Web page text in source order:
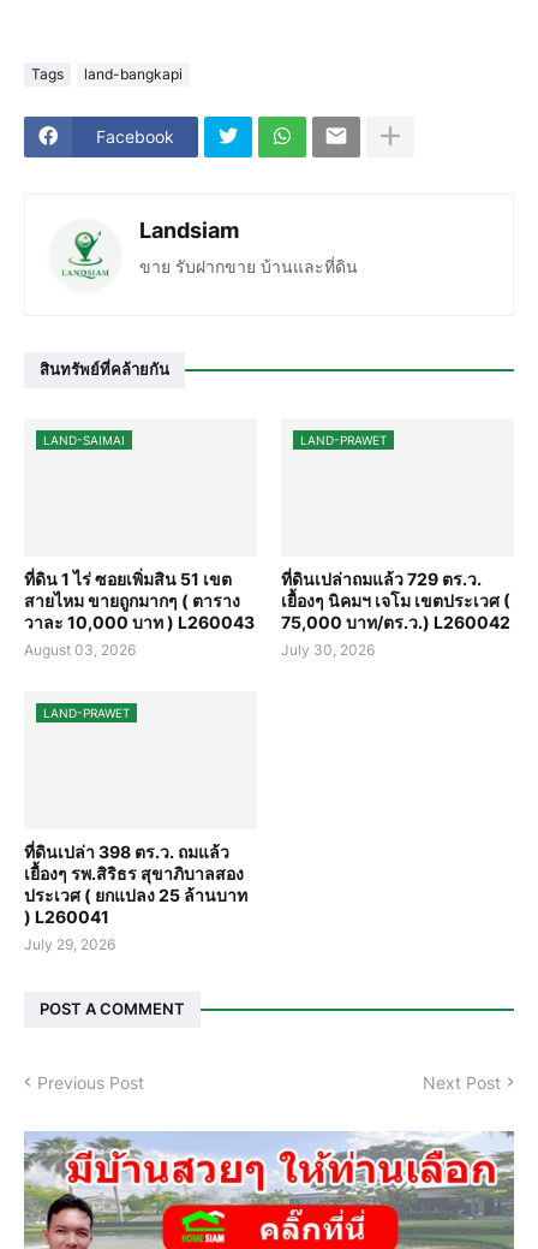
Tags land-bangkapi
Facebook
Landsiam
ขาย รับฝากขาย บ้านและที่ดิน
สินทรัพย์ที่คล้ายกัน
LAND-SAIMAI
ที่ดิน 1 ไร่ ซอยเพิ่มสิน 51 เขต
สายไหม ขายถูกมากๆ ( ตาราง
วาละ 10,000 บาท ) L260043
August 03, 2026
LAND-PRAWET
ที่ดินเปล่าถมแล้ว 729 ตร.ว.
เยื้องๆ นิคมฯ เจโม เขตประเวศ (
75,000 บาท/ตร.ว.) L260042
July 30, 2026
LAND-PRAWET
ที่ดินเปล่า 398 ตร.ว. ถมแล้ว
เยื้องๆ รพ.สิริธร สุขาภิบาลสอง
ประเวศ ( ยกแปลง 25 ล้านบาท
) L260041
July 29, 2026
POST A COMMENT
Previous Post Next Post